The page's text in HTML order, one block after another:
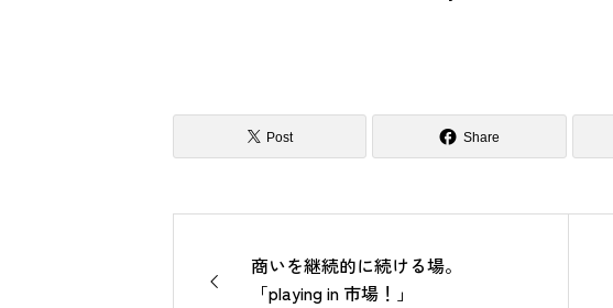
Post Share
商いを継続的に続ける場。
「playing in 市場！」